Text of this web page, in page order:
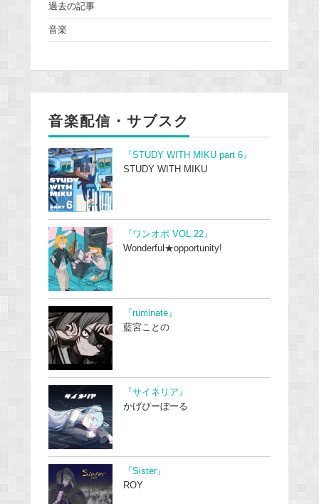
過去の記事
音楽
音楽配信・サブスク
『STUDY WITH MIKU part 6』
STUDY WITH MIKU
『ワンオポ VOL.22』
Wonderful★opportunity!
『ruminate』
藍宮ことの
『サイネリア』
かげぴーぼーる
『Sister』
ROY